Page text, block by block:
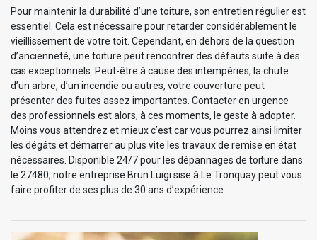
Pour maintenir la durabilité d’une toiture, son entretien régulier est
essentiel. Cela est nécessaire pour retarder considérablement le
vieillissement de votre toit. Cependant, en dehors de la question
d’ancienneté, une toiture peut rencontrer des défauts suite à des
cas exceptionnels. Peut-être à cause des intempéries, la chute
d’un arbre, d’un incendie ou autres, votre couverture peut
présenter des fuites assez importantes. Contacter en urgence
des professionnels est alors, à ces moments, le geste à adopter.
Moins vous attendrez et mieux c’est car vous pourrez ainsi limiter
les dégâts et démarrer au plus vite les travaux de remise en état
nécessaires. Disponible 24/7 pour les dépannages de toiture dans
le 27480, notre entreprise Brun Luigi sise à Le Tronquay peut vous
faire profiter de ses plus de 30 ans d’expérience.